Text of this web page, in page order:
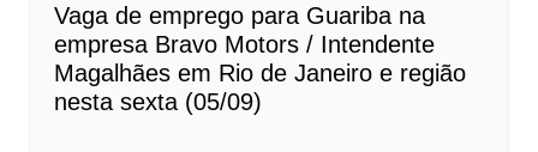
Vaga de emprego para Guariba na
empresa Bravo Motors / Intendente
Magalhães em Rio de Janeiro e região
nesta sexta (05/09)